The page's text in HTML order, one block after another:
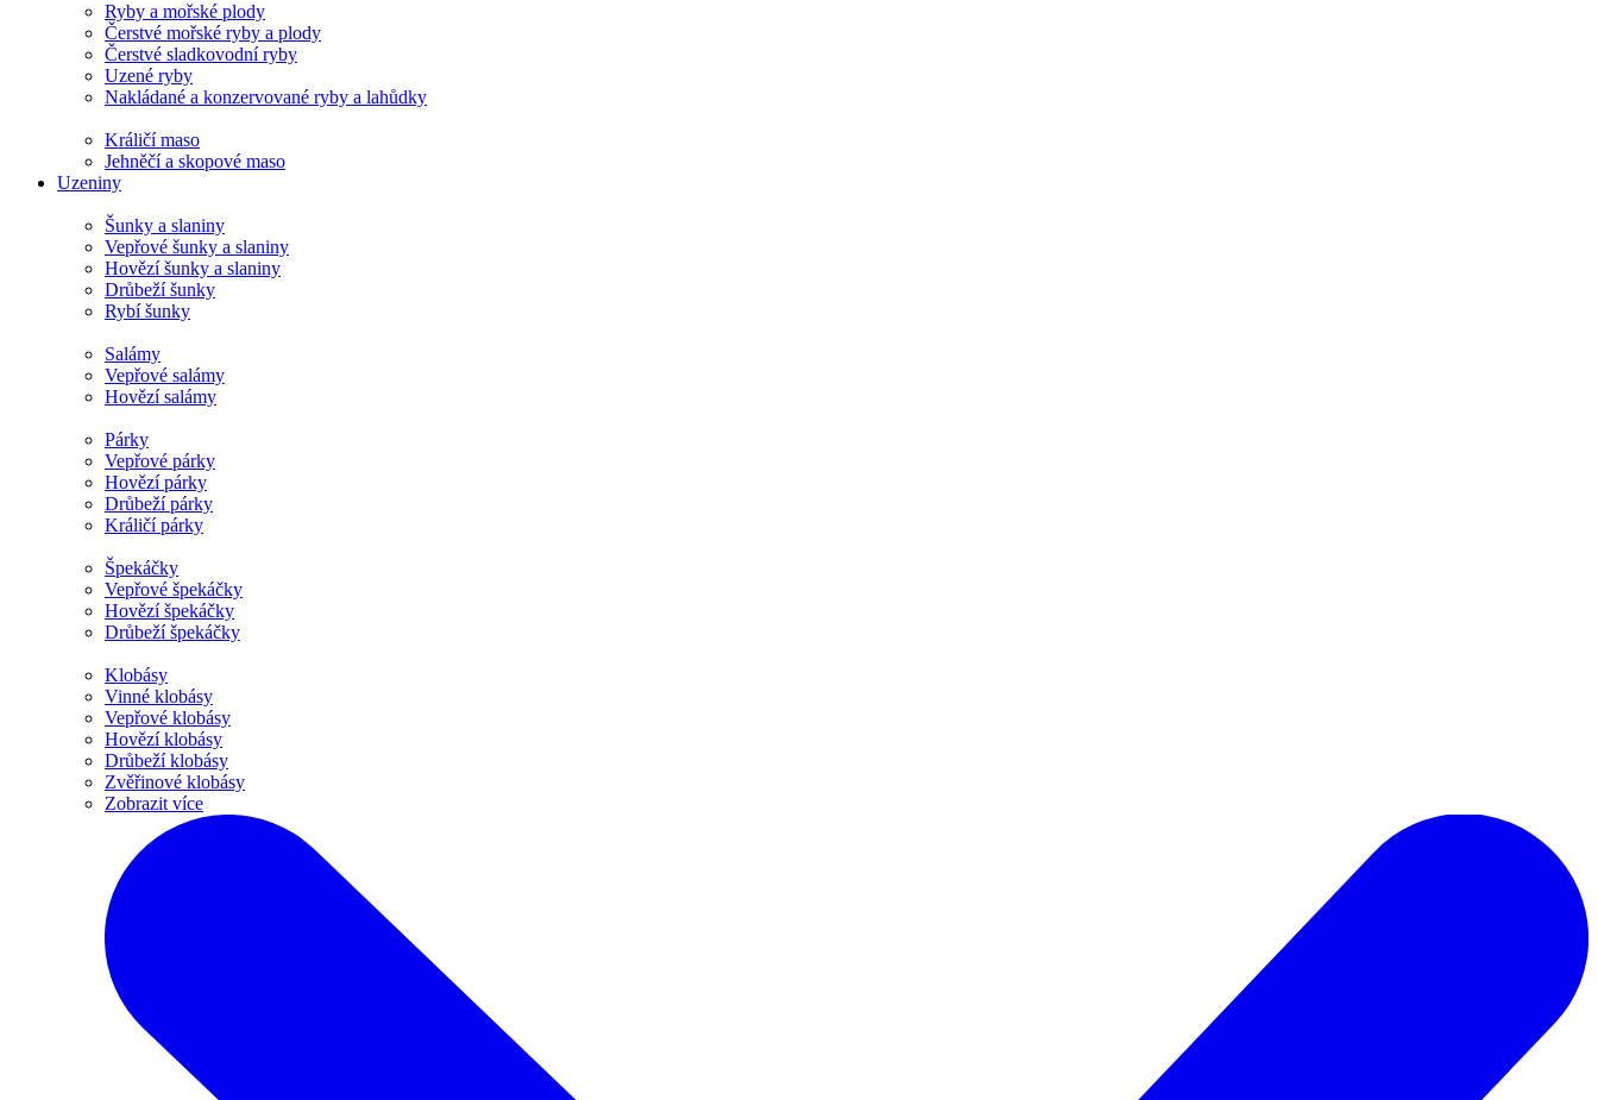
Ryby a mořské plody
Čerstvé mořské ryby a plody
Čerstvé sladkovodní ryby
Uzené ryby
Nakládané a konzervované ryby a lahůdky
Králičí maso
Jehněčí a skopové maso
Uzeniny
Šunky a slaniny
Vepřové šunky a slaniny
Hovězí šunky a slaniny
Drůbeží šunky
Rybí šunky
Salámy
Vepřové salámy
Hovězí salámy
Párky
Vepřové párky
Hovězí párky
Drůbeží párky
Králičí párky
Špekáčky
Vepřové špekáčky
Hovězí špekáčky
Drůbeží špekáčky
Klobásy
Vinné klobásy
Vepřové klobásy
Hovězí klobásy
Drůbeží klobásy
Zvěřinové klobásy
Zobrazit více